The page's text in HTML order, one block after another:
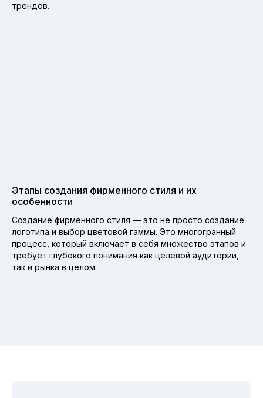
трендов.
Этапы создания фирменного стиля и их
особенности
Создание фирменного стиля — это не просто создание
логотипа и выбор цветовой гаммы. Это многогранный
процесс, который включает в себя множество этапов и
требует глубокого понимания как целевой аудитории,
так и рынка в целом.